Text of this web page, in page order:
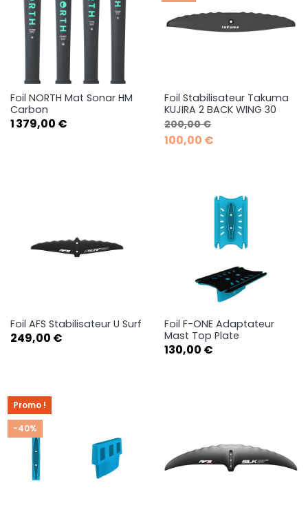
Foil NORTH Mat Sonar HM
Carbon
Prix
1 379,00 €
Foil Stabilisateur Takuma
KUJIRA 2 BACK WING 30
Prix de base
200,00 €Prix
100,00 €
Foil AFS Stabilisateur U Surf
Prix
249,00 €
Foil F-ONE Adaptateur
Mast Top Plate
Prix
130,00 €
Promo !
-40%